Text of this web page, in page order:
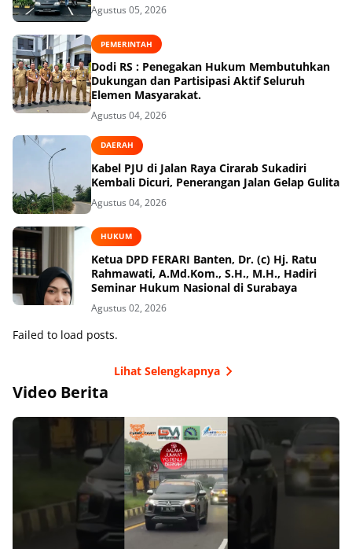
Agustus 05, 2026
PEMERINTAH
Dodi RS : Penegakan Hukum Membutuhkan
Dukungan dan Partisipasi Aktif Seluruh
Elemen Masyarakat.
Agustus 04, 2026
DAERAH
Kabel PJU di Jalan Raya Cirarab Sukadiri
Kembali Dicuri, Penerangan Jalan Gelap Gulita
Agustus 04, 2026
HUKUM
Ketua DPD FERARI Banten, Dr. (c) Hj. Ratu
Rahmawati, A.Md.Kom., S.H., M.H., Hadiri
Seminar Hukum Nasional di Surabaya
Agustus 02, 2026
Failed to load posts.
Lihat Selengkapnya
Video Berita